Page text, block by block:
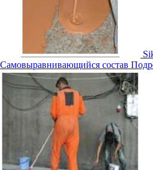
Самовыравнивающийся состав